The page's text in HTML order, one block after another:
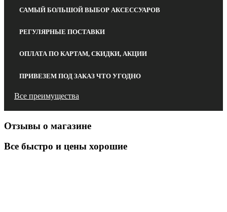
САМЫЙ БОЛЬШОЙ ВЫБОР АКСЕССУАРОВ
РЕГУЛЯРНЫЕ ПОСТАВКИ
ОПЛАТА ПО КАРТАМ, СКИДКИ, АКЦИИ
ПРИВЕЗЕМ ПОД ЗАКАЗ ЧТО УГОДНО
Все преимущества
Отзывы о магазине
Все быстро и цены хорошие